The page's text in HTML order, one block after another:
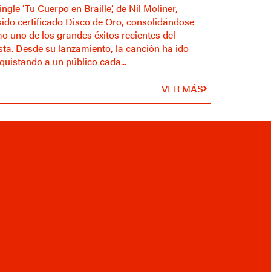
‘Tu Cuerpo en Braille’, de Nil Moliner,
certificado Disco de Oro, consolidándose
uno de los grandes éxitos recientes del
Desde su lanzamiento, la canción ha ido
a un público cada...
VER MÁS